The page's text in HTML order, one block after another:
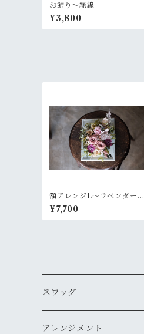
お飾り〜緑線
¥3,800
額アレンジL〜ラベンダーピ
ンク
¥7,700
スワッグ
アレンジメント